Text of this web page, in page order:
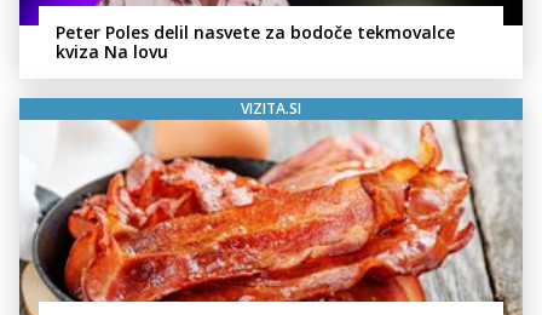
Peter Poles delil nasvete za bodoče tekmovalce
kviza Na lovu
VIZITA.SI